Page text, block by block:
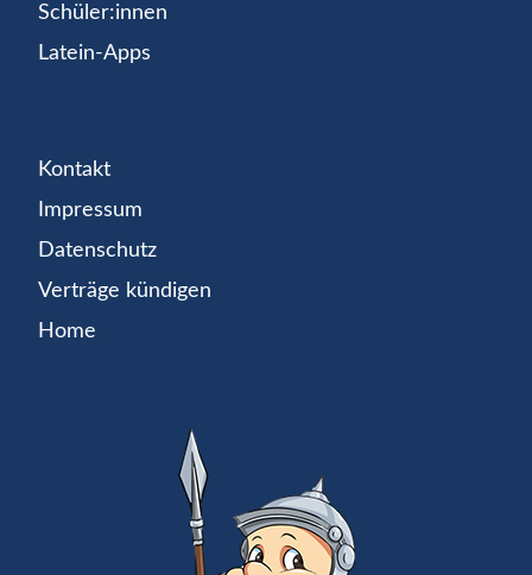
Schüler:innen
Latein-Apps
Kontakt
Impressum
Datenschutz
Verträge kündigen
Home